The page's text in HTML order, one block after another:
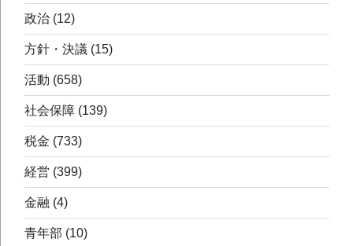
政治 (12)
方針・決議 (15)
活動 (658)
社会保障 (139)
税金 (733)
経営 (399)
金融 (4)
青年部 (10)